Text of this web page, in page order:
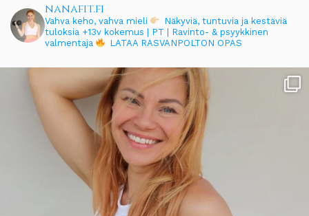
nanafit.fi
Vahva keho, vahva mieli
Näkyviä, tuntuvia ja kestäviä
tuloksia +13v kokemus | PT | Ravinto- & psyykkinen
valmentaja
LATAA RASVANPOLTON OPAS